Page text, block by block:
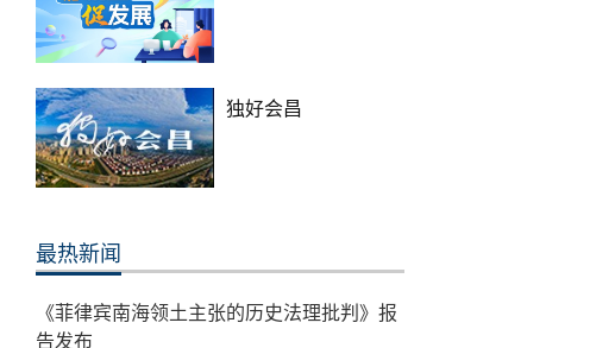
独好会昌
最热新闻
《菲律宾南海领土主张的历史法理批判》报
告发布